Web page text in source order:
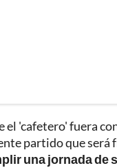
el 'cafetero' fuera
partido que será
una jornada de